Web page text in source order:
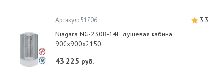
Артикул: 51706 3.3
Niagara NG-2308-14F душевая кабина
900х900х2150
43 225 руб.